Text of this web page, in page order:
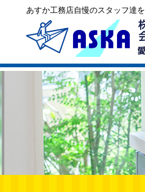
あすか工務店自慢のスタッフ達